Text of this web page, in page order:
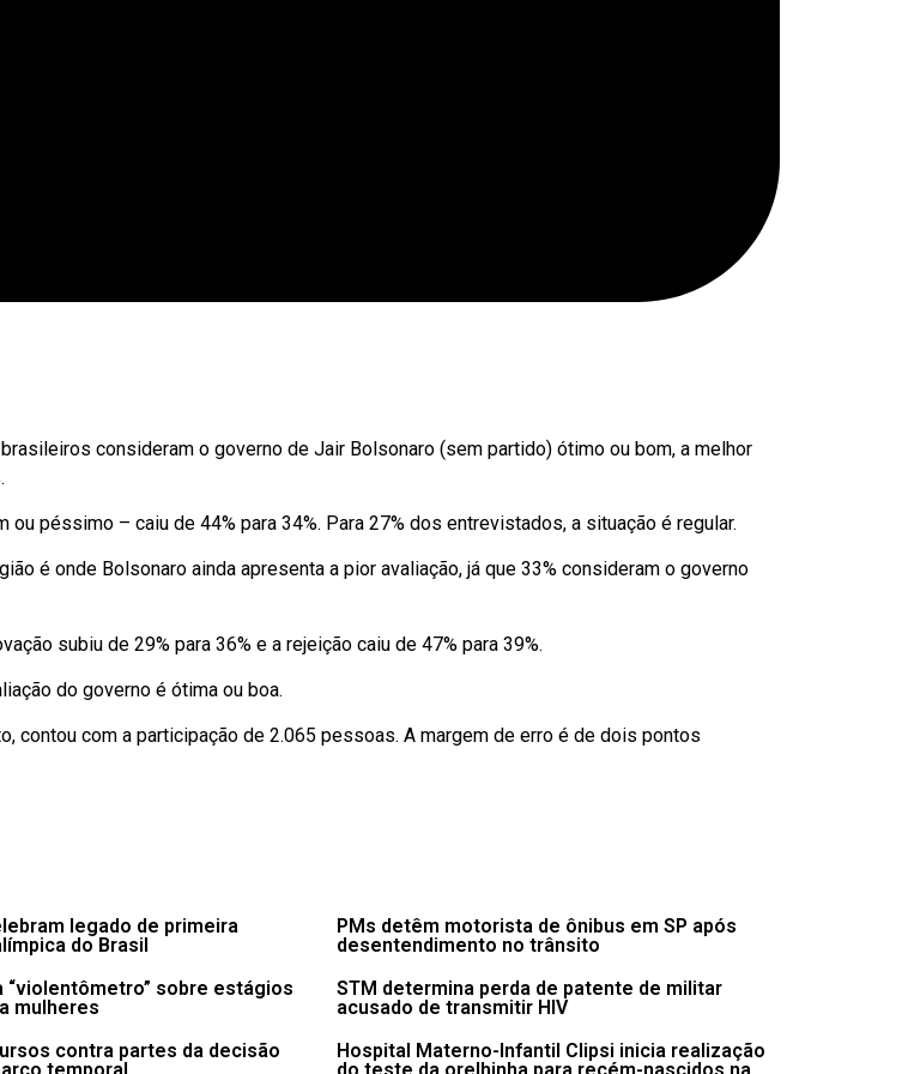
consideram o governo de Jair Bolsonaro (sem partido) ótimo ou bom, a melhor
péssimo – caiu de 44% para 34%. Para 27% dos entrevistados, a situação é regular.
é onde Bolsonaro ainda apresenta a pior avaliação, já que 33% consideram o governo
subiu de 29% para 36% e a rejeição caiu de 47% para 39%.
do governo é ótima ou boa.
contou com a participação de 2.065 pessoas. A margem de erro é de dois pontos
legado de primeira
do Brasil
PMs detêm motorista de ônibus em SP após
desentendimento no trânsito
“violentômetro” sobre estágios
mulheres
STM determina perda de patente de militar
acusado de transmitir HIV
contra partes da decisão
Hospital Materno-Infantil Clipsi inicia realização